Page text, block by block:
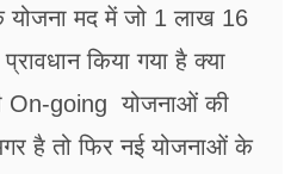
योजना मद में जो 1 लाख 16
किया गया है क्या
On-going योजनाओं की
है तो फिर नई योजनाओं के